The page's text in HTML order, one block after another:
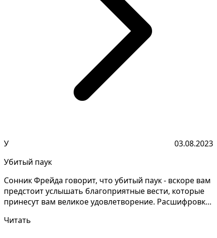
У
03.08.2023
Убитый паук
Сонник Фрейда говорит, что убитый паук - вскоре вам
предстоит услышать благоприятные вести, которые
принесут вам великое удовлетворение. Расшифровка
Читать